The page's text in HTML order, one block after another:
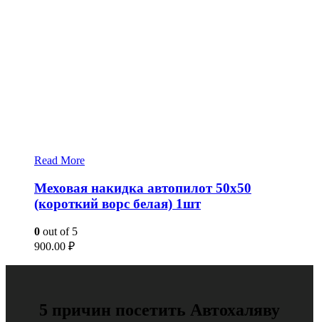
Read More
Меховая накидка автопилот 50х50
(короткий ворс белая) 1шт
0 out of 5
900.00 ₽
5 причин посетить Автохаляву